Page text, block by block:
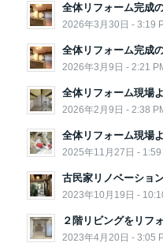
全体リフォーム完成
2026年3月30日 - 3:19
全体リフォーム完成
2026年3月9日 - 2:21
全体リフォーム現場よ
2026年2月9日 - 2:38
全体リフォーム現場
2025年11月27日 - 1:59
古民家リノベーショ
2023年10月19日 -
２階リビングをリフ
2023年4月20日 - 3:05